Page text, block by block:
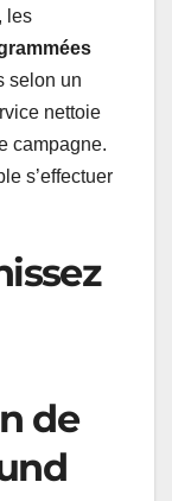
les
selon un
nettoie
campagne.
s’effectuer
de